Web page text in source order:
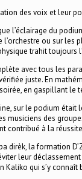
des voix et leur
l’éclairage du
ou sur les
trahit
avec tous les
juste. En
en gaspillant
sur le podium
musiciens des
contribué à la
dirèk, la formation
leur
Kaliko qui s’y